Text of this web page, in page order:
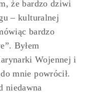
że bardzo dziwi
– kulturalnej
bardzo
Byłem
Wojennej i
mnie powrócił.
niedawna